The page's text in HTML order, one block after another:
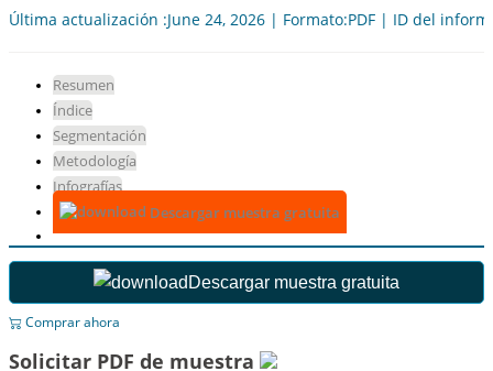
Última actualización :June 24, 2026 | Formato:PDF | ID del
Resumen
Índice
Segmentación
Metodología
Infografías
Descargar muestra gratuita
Descargar muestra gratuita
Comprar ahora
Solicitar PDF de muestra